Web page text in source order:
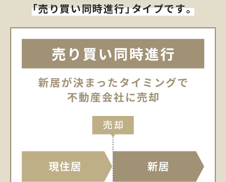
「売り買い同時進行」タイプです。